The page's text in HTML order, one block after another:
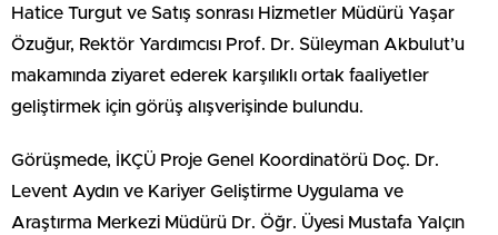
Hatice Turgut ve Satış sonrası Hizmetler Müdürü Yaşar
Özuğur, Rektör Yardımcısı Prof. Dr. Süleyman Akbulut’u
makamında ziyaret ederek karşılıklı ortak faaliyetler
geliştirmek için görüş alışverişinde bulundu.
Görüşmede, İKÇÜ Proje Genel Koordinatörü Doç. Dr.
Levent Aydın ve Kariyer Geliştirme Uygulama ve
Araştırma Merkezi Müdürü Dr. Öğr. Üyesi Mustafa Yalçın